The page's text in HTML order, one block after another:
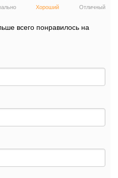
Хороший Отличный
всего понравилось на